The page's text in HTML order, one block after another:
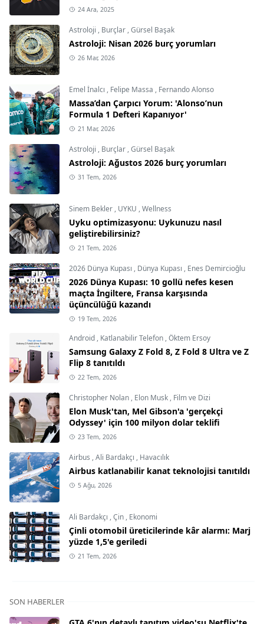
24 Ara, 2025
Astroloji , Burçlar ,Gürsel Başak
Astroloji: Nisan 2026 burç yorumları
26 Mar, 2026
Emel İnalcı , Felipe Massa , Fernando Alonso
Massa’dan Çarpıcı Yorum: 'Alonso’nun
Formula 1 Defteri Kapanıyor'
21 Mar, 2026
Astroloji , Burçlar ,Gürsel Başak
Astroloji: Ağustos 2026 burç yorumları
31 Tem, 2026
Sinem Bekler , UYKU ,Wellness
Uyku optimizasyonu: Uykunuzu nasıl
geliştirebilirsiniz?
21 Tem, 2026
2026 Dünya Kupası , Dünya Kupası , Enes Demircioğlu
2026 Dünya Kupası: 10 gollü nefes kesen
maçta İngiltere, Fransa karşısında
üçüncülüğü kazandı
19 Tem, 2026
Android , Katlanabilir Telefon ,Öktem Ersoy
Samsung Galaxy Z Fold 8, Z Fold 8 Ultra ve Z
Flip 8 tanıtıldı
22 Tem, 2026
Christopher Nolan , Elon Musk , Film ve Dizi
Elon Musk'tan, Mel Gibson'a 'gerçekçi
Odyssey' için 100 milyon dolar teklifi
23 Tem, 2026
Airbus ,Ali Bardakçı , Havacılık
Airbus katlanabilir kanat teknolojisi tanıtıldı
5 Ağu, 2026
Ali Bardakçı ,Çin , Ekonomi
Çinli otomobil üreticilerinde kâr alarmı: Marj
yüzde 1,5'e geriledi
21 Tem, 2026
SON HABERLER